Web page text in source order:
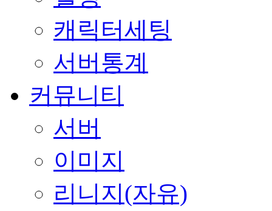
캐릭터세팅
서버통계
커뮤니티
서버
이미지
리니지(자유)